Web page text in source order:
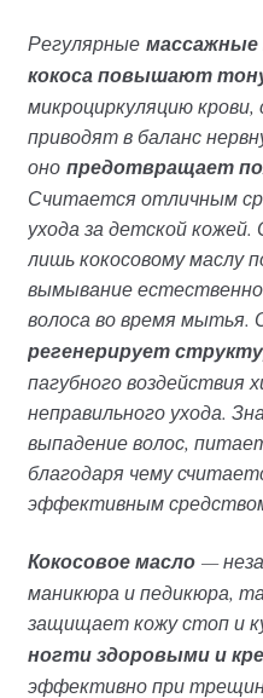
Регулярныемассажные
кокоса повышают
микроциркуляцию
приводят в баланс
оно предотвращает
Считается отличным
ухода за детской
лишь кокосовому маслу
вымывание
волоса во время мытья.
регенерирует
пагубного воздействия
неправильного ухода.
выпадение волос,
благодаря чему
эффективным
Кокосовое масло—
маникюра и педикюра,
защищает кожу стоп и
ногти здоровыми и
эффективно при